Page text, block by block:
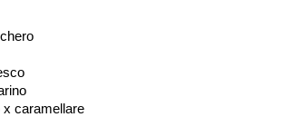
caramellare